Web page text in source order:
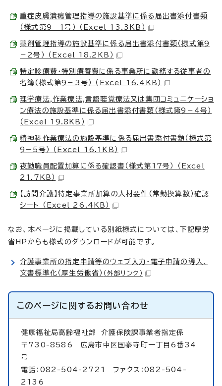
重症皮膚潰瘍管理指導の施設基準に係る届出書添付書類
（様式第9－1号） （Excel 13.3KB）
薬剤管理指導の施設基準に係る届出書添付書類（様式第9
－2号） （Excel 18.2KB）
特定診療費・特別療養費に係る事業所に勤務する従事者の
名簿（様式第9－3号） （Excel 16.4KB）
理学療法,作業療法,言語聴覚療法又は集団コミュニケーショ
ン療法の施設基準に係る届出書添付書類（様式第9－4号）
（Excel 19.8KB）
精神科作業療法の施設基準に係る届出書添付書類（様式第
9－5号） （Excel 16.1KB）
夜勤職員配置加算に係る確認書（様式第17号） （Excel
21.7KB）
【訪問介護】特定事業所加算の人材要件（常勤換算数）確認
シート （Excel 26.4KB）
なお、本ページに掲載している別紙様式については、下記厚労
省HPからも様式のダウンロードが可能です。
介護事業所の指定申請等のウェブ入力・電子申請の導入、
文書標準化（厚生労働省） （外部リンク）
このページに関するお問い合わせ
健康福祉局高齢福祉部介護保険課事業者指定係
〒730-8586 広島市中区国泰寺町一丁目6番34
号
電話：082-504-2721 ファクス：082-504-
2136